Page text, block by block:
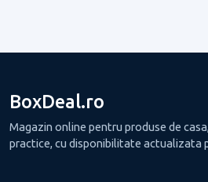
BoxDeal.ro
Magazin online pentru produse de
practice, cu disponibilitate actualizata